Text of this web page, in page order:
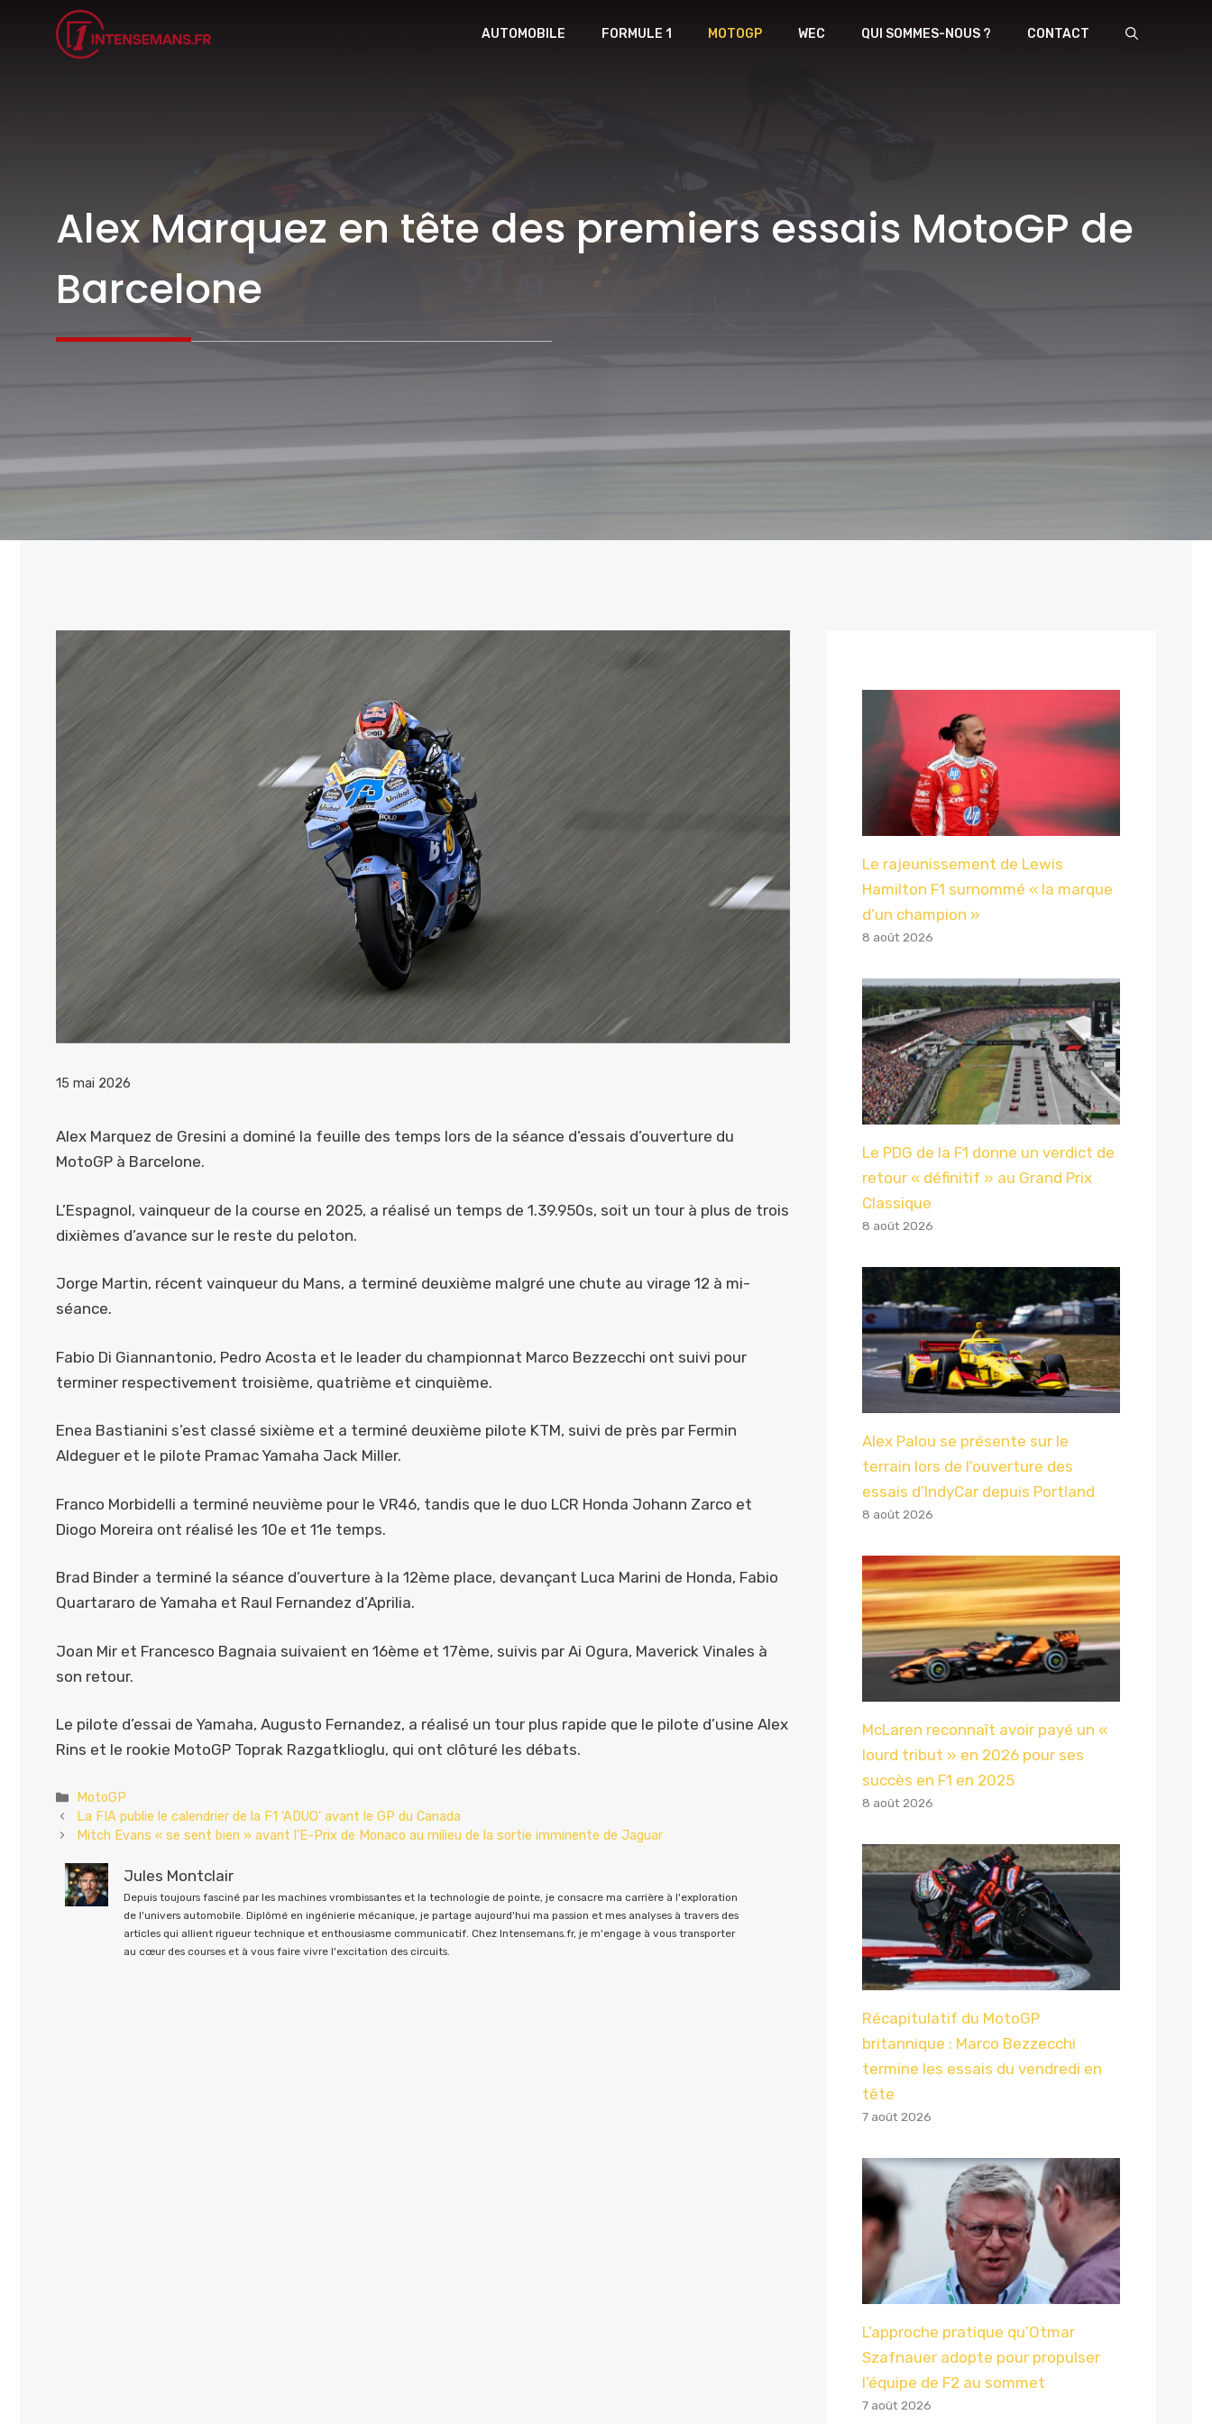
AUTOMOBILE FORMULE 1 MOTOGP WEC QUI SOMMES-NOUS ? CONTACT
Alex Marquez en tête des premiers essais MotoGP de
Barcelone
15 mai 2026
Alex Marquez de Gresini a dominé la feuille des temps lors de la séance d’essais d’ouverture du
MotoGP à Barcelone.
L’Espagnol, vainqueur de la course en 2025, a réalisé un temps de 1.39.950s, soit un tour à plus de trois
dixièmes d’avance sur le reste du peloton.
Jorge Martin, récent vainqueur du Mans, a terminé deuxième malgré une chute au virage 12 à mi-
séance.
Fabio Di Giannantonio, Pedro Acosta et le leader du championnat Marco Bezzecchi ont suivi pour
terminer respectivement troisième, quatrième et cinquième.
Enea Bastianini s’est classé sixième et a terminé deuxième pilote KTM, suivi de près par Fermin
Aldeguer et le pilote Pramac Yamaha Jack Miller.
Franco Morbidelli a terminé neuvième pour le VR46, tandis que le duo LCR Honda Johann Zarco et
Diogo Moreira ont réalisé les 10e et 11e temps.
Brad Binder a terminé la séance d’ouverture à la 12ème place, devançant Luca Marini de Honda, Fabio
Quartararo de Yamaha et Raul Fernandez d’Aprilia.
Joan Mir et Francesco Bagnaia suivaient en 16ème et 17ème, suivis par Ai Ogura, Maverick Vinales à
son retour.
Le pilote d’essai de Yamaha, Augusto Fernandez, a réalisé un tour plus rapide que le pilote d’usine Alex
Rins et le rookie MotoGP Toprak Razgatklioglu, qui ont clôturé les débats.
Catégories
MotoGP
La FIA publie le calendrier de la F1 ‘ADUO’ avant le GP du Canada
Mitch Evans « se sent bien » avant l’E-Prix de Monaco au milieu de la sortie imminente de Jaguar
Jules Montclair
Depuis toujours fasciné par les machines vrombissantes et la technologie de pointe, je consacre ma carrière à l'exploration
de l'univers automobile. Diplômé en ingénierie mécanique, je partage aujourd'hui ma passion et mes analyses à travers des
articles qui allient rigueur technique et enthousiasme communicatif. Chez Intensemans.fr, je m'engage à vous transporter
au cœur des courses et à vous faire vivre l'excitation des circuits.
Le rajeunissement de Lewis
Hamilton F1 surnommé « la marque
d’un champion »
8 août 2026
Le PDG de la F1 donne un verdict de
retour « définitif » au Grand Prix
Classique
8 août 2026
Alex Palou se présente sur le
terrain lors de l’ouverture des
essais d’IndyCar depuis Portland
8 août 2026
McLaren reconnaît avoir payé un «
lourd tribut » en 2026 pour ses
succès en F1 en 2025
8 août 2026
Récapitulatif du MotoGP
britannique : Marco Bezzecchi
termine les essais du vendredi en
tête
7 août 2026
L’approche pratique qu’Otmar
Szafnauer adopte pour propulser
l’équipe de F2 au sommet
7 août 2026